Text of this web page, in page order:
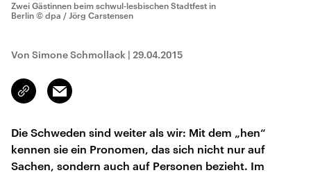
Zwei Gästinnen beim schwul-lesbischen Stadtfest in
Berlin © dpa / Jörg Carstensen
Von Simone Schmollack | 29.04.2015
Link
kopieren/teilen
Email
Die Schweden sind weiter als wir: Mit dem „hen“
kennen sie ein Pronomen, das sich nicht nur auf
Sachen, sondern auch auf Personen bezieht. Im